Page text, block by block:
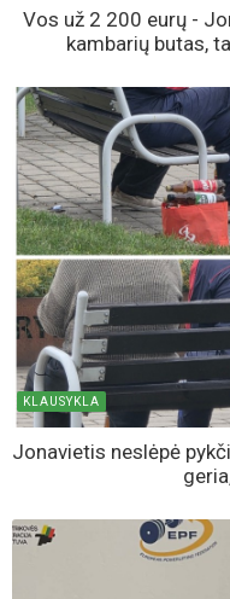
Vos už 2 200 eurų -
kambarių butas,
KLAUSYKLA
Jonavietis neslėpė